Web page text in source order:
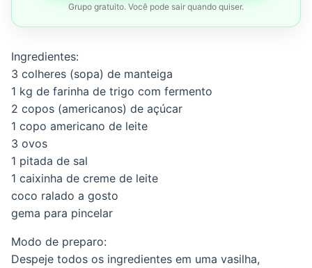
Grupo gratuito. Você pode sair quando quiser.
Ingredientes:
3 colheres (sopa) de manteiga
1 kg de farinha de trigo com fermento
2 copos (americanos) de açúcar
1 copo americano de leite
3 ovos
1 pitada de sal
1 caixinha de creme de leite
coco ralado a gosto
gema para pincelar
Modo de preparo:
Despeje todos os ingredientes em uma vasilha,